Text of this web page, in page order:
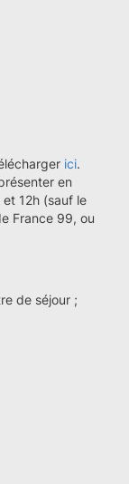
ici.
en
12h (sauf le
France 99, ou
de séjour ;